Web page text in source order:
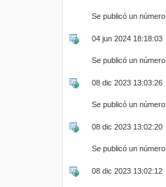
Se publicó un número.
04 jun 2024 18:18:03
Se publicó un número.
08 dic 2023 13:03:26
Se publicó un número.
08 dic 2023 13:02:20
Se publicó un número.
08 dic 2023 13:02:12